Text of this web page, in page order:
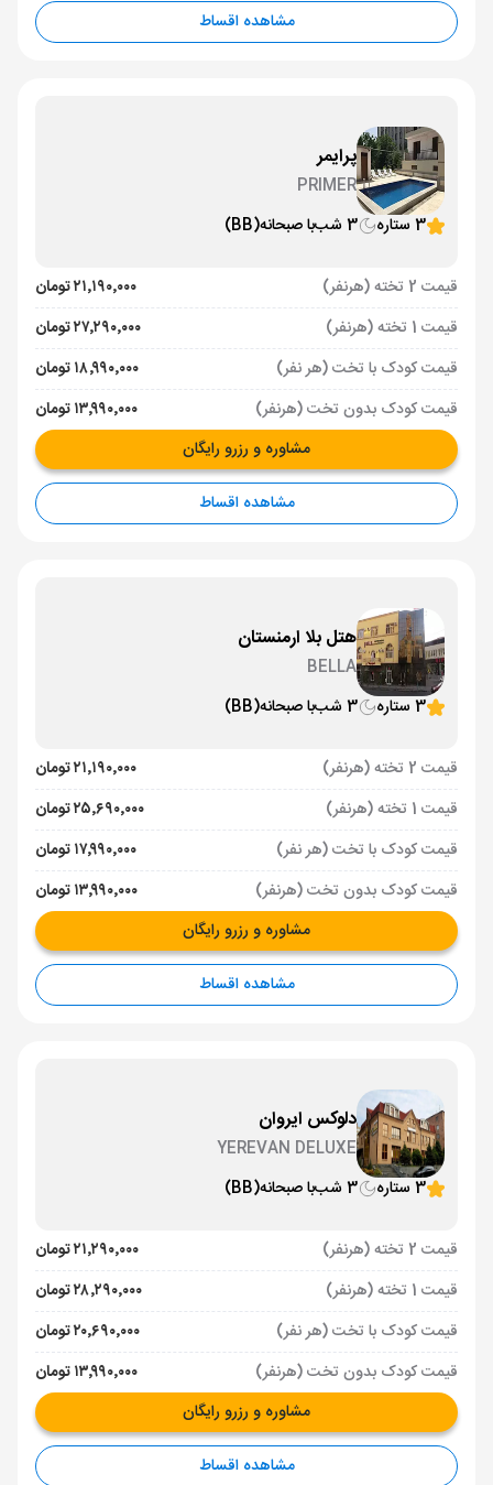
مشاهده اقساط
پرایمر
PRIMER
3 ستاره
3 شب با صبحانه(BB)
قیمت 2 تخته (هرنفر)
۲۱٬۱۹۰٬۰۰۰ تومان
قیمت 1 تخته (هرنفر)
۲۷٬۲۹۰٬۰۰۰ تومان
قیمت کودک با تخت (هر نفر)
۱۸٬۹۹۰٬۰۰۰ تومان
قیمت کودک بدون تخت (هرنفر)
۱۳٬۹۹۰٬۰۰۰ تومان
مشاوره و رزرو رایگان
مشاهده اقساط
هتل بلا ارمنستان
BELLA
3 ستاره
3 شب با صبحانه(BB)
قیمت 2 تخته (هرنفر)
۲۱٬۱۹۰٬۰۰۰ تومان
قیمت 1 تخته (هرنفر)
۲۵٬۶۹۰٬۰۰۰ تومان
قیمت کودک با تخت (هر نفر)
۱۷٬۹۹۰٬۰۰۰ تومان
قیمت کودک بدون تخت (هرنفر)
۱۳٬۹۹۰٬۰۰۰ تومان
مشاوره و رزرو رایگان
مشاهده اقساط
دلوکس ایروان
YEREVAN DELUXE
3 ستاره
3 شب با صبحانه(BB)
قیمت 2 تخته (هرنفر)
۲۱٬۲۹۰٬۰۰۰ تومان
قیمت 1 تخته (هرنفر)
۲۸٬۲۹۰٬۰۰۰ تومان
قیمت کودک با تخت (هر نفر)
۲۰٬۶۹۰٬۰۰۰ تومان
قیمت کودک بدون تخت (هرنفر)
۱۳٬۹۹۰٬۰۰۰ تومان
مشاوره و رزرو رایگان
مشاهده اقساط